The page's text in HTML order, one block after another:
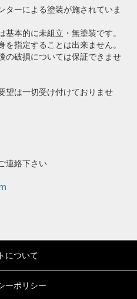
ターによる塗装が施されていま
本的に未組立・無塗装です。
指定することは出来ません。
の破損については保証できませ
望は一切受け付けておりませ
連絡下さい
について
ーポリシー